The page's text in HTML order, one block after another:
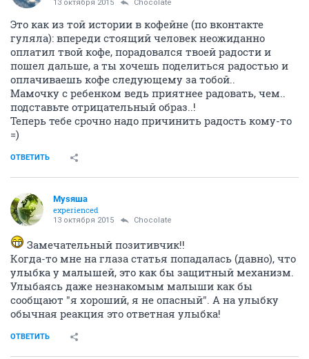
13 октября 2015 Chocolate
Это как из той истории в кофейне (по вконтакте
гуляла): впереди стоящий человек неожиданно
оплатил твой кофе, порадовался твоей радости и
пошел дальше, а ты хочешь поделиться радостью и
оплачиваешь кофе следующему за тобой..
Мамочку с ребенком ведь приятнее радовать, чем..
подставьте отрицательный образ..!
Теперь тебе срочно надо причинить радость кому-то
=)
ОТВЕТИТЬ
Муsяша
experienced
13 октября 2015 Chocolate
Замечательный позитивчик!!
Когда-то мне на глаза статья попадалась (давно), что
улыбка у малышей, это как бы защитный механизм.
Улыбаясь даже незнакомым малыши как бы
сообщают "я хороший, я не опасный". А на улыбку
обычная реакция это ответная улыбка!
ОТВЕТИТЬ